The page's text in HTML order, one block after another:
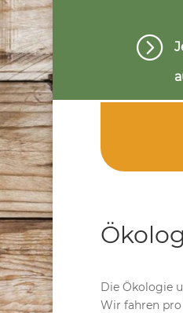
=
Die Ökologie
Wir fahren pro